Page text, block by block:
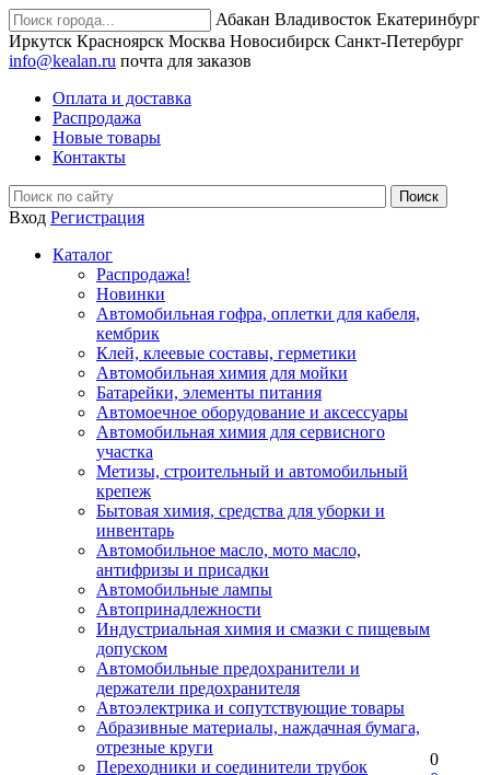
Абакан Владивосток Екатеринбург
Иркутск Красноярск Москва Новосибирск Санкт-Петербург
info@kealan.ru почта для заказов
Оплата и доставка
Распродажа
Новые товары
Контакты
Вход Регистрация
Каталог
Распродажа!
Новинки
Автомобильная гофра, оплетки для кабеля,
кембрик
Клей, клеевые составы, герметики
Автомобильная химия для мойки
Батарейки, элементы питания
Автомоечное оборудование и аксессуары
Автомобильная химия для сервисного
участка
Метизы, строительный и автомобильный
крепеж
Бытовая химия, средства для уборки и
инвентарь
Автомобильное масло, мото масло,
антифризы и присадки
Автомобильные лампы
Автопринадлежности
Индустриальная химия и смазки с пищевым
допуском
Автомобильные предохранители и
держатели предохранителя
Автоэлектрика и сопутствующие товары
Абразивные материалы, наждачная бумага,
отрезные круги
Переходники и соединители трубок
0